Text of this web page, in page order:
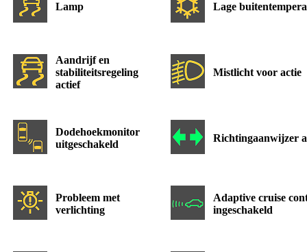
Lamp Lage
Aandrijf en
stabiliteitsregeling
actief
Mistlicht voor actie
Dodehoekmonitor
uitgeschakeld
Richtingaanwijzer
Probleem met
verlichting
Adaptive cruise
ingeschakeld